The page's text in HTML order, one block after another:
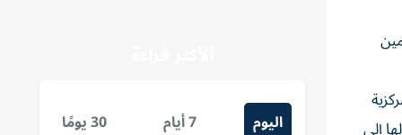
الثانوية العامة 2025، للنظامين
اليوم 7 أيام 30 يومًا